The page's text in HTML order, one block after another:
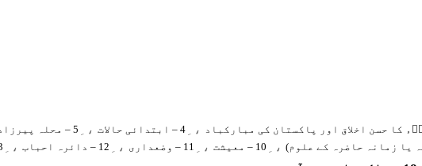
، ِ 4 – ابتدائی حالات ، ِ 5 – محلہ پیرزادگان
، ِ 10 – معیشت ، ِ 11 – وضعداری ، ِ 12 – دائرہ احباب ، ِ 13